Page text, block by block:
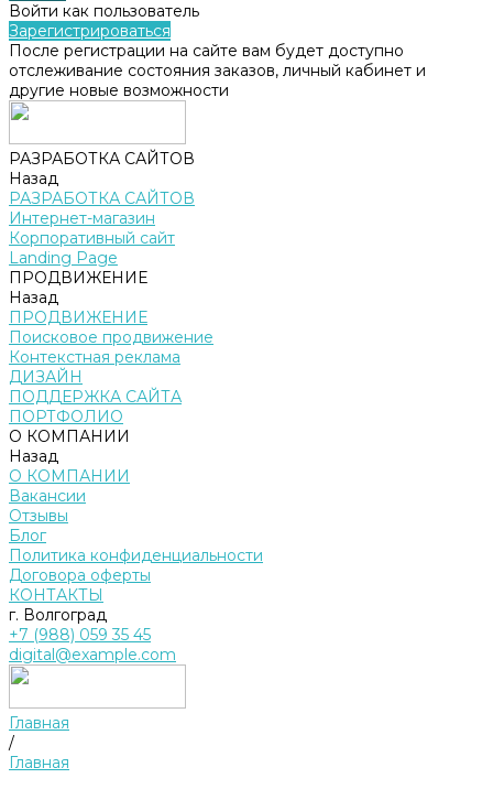
Войти как пользователь
Зарегистрироваться
После регистрации на сайте вам будет доступно
отслеживание состояния заказов, личный кабинет и
другие новые возможности
РАЗРАБОТКА САЙТОВ
Назад
РАЗРАБОТКА САЙТОВ
Интернет-магазин
Корпоративный сайт
Landing Page
ПРОДВИЖЕНИЕ
Назад
ПРОДВИЖЕНИЕ
Поисковое продвижение
Контекстная реклама
ДИЗАЙН
ПОДДЕРЖКА САЙТА
ПОРТФОЛИО
О КОМПАНИИ
Назад
О КОМПАНИИ
Вакансии
Отзывы
Блог
Политика конфиденциальности
Договора оферты
КОНТАКТЫ
г. Волгоград
+7 (988) 059 35 45
digital@example.com
Главная
/
Главная